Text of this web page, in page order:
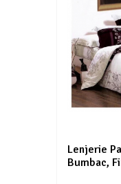
Lenjerie
Bumbac,